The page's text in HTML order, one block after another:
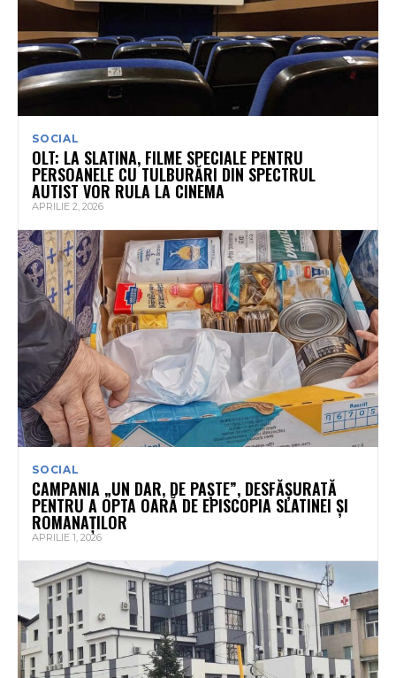
SOCIAL
OLT: LA SLATINA, FILME SPECIALE PENTRU
PERSOANELE CU TULBURĂRI DIN SPECTRUL
AUTIST VOR RULA LA CINEMA
APRILIE 2, 2026
SOCIAL
CAMPANIA „UN DAR, DE PAȘTE”, DESFĂȘURATĂ
PENTRU A OPTA OARĂ DE EPISCOPIA SLATINEI ȘI
ROMANAȚILOR
APRILIE 1, 2026